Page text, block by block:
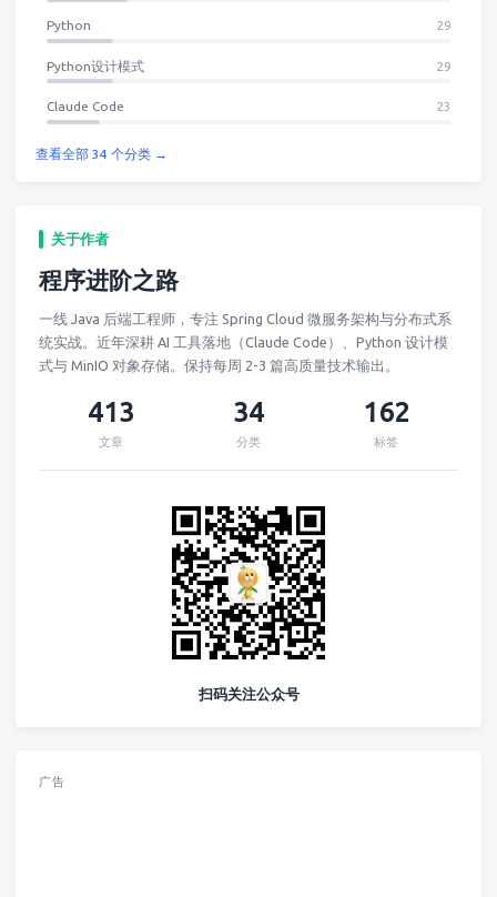
Python 29
Python设计模式 29
Claude Code 23
查看全部 34 个分类 →
关于作者
程序进阶之路
一线 Java 后端工程师，专注 Spring Cloud 微服务架构与分布式系
统实战。近年深耕 AI 工具落地（Claude Code）、Python 设计模
式与 MinIO 对象存储。保持每周 2-3 篇高质量技术输出。
413
文章
34
分类
162
标签
扫码关注公众号
广告